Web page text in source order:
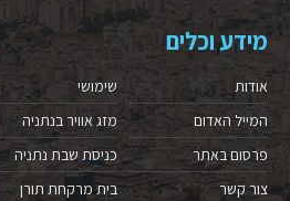
מידע וכלים
אודות
המייל האדום
פרסום באתר
צור קשר
שימושי
מזג אוויר בנתניה
כניסת שבת נתניה
בית מרקחת תורן